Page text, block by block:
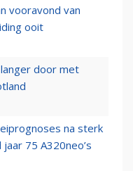
vooravond van
ooit
door met
na sterk
75 A320neo’s